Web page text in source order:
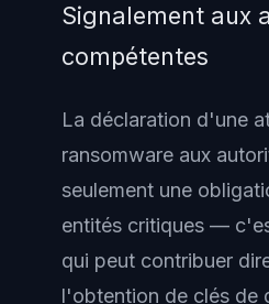
Signalement aux
compétentes
La déclaration d'une
ransomware aux
seulement une
entités critiques —
qui peut contribuer
l'obtention de clés de